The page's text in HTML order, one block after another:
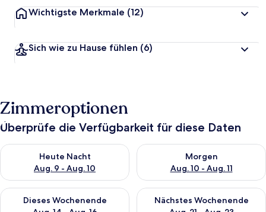
Wichtigste Merkmale (12)
Sich wie zu Hause fühlen (6)
Zimmeroptionen
Überprüfe die Verfügbarkeit für diese Daten
Heute Nacht
Aug. 9 - Aug. 10
Überprüfe die Verfügbarkeit für heute Nacht, Aug. 9 - Aug.
Morgen
Aug. 10 - Aug. 11
Überprüfe die Verfügbarkeit
Dieses Wochenende
Überprüfe die Verfügbarkeit für dieses Wochenende, Aug. 14
Nächstes Wochenende
Überprüfe die Verfügbarkeit